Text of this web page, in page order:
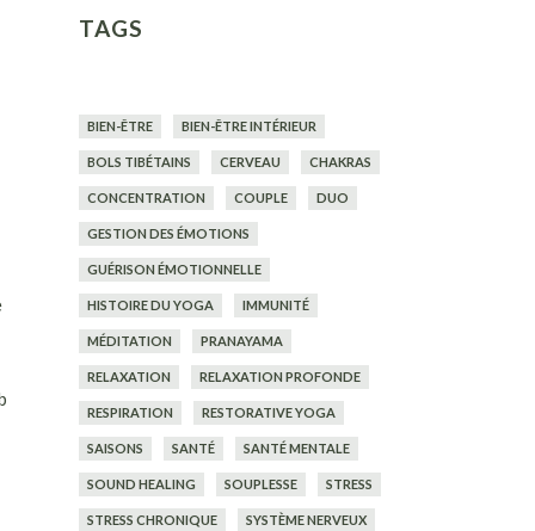
TAGS
BIEN-ÊTRE BIEN-ÊTRE INTÉRIEUR
BOLS TIBÉTAINS CERVEAU CHAKRAS
CONCENTRATION COUPLE DUO
GESTION DES ÉMOTIONS
GUÉRISON ÉMOTIONNELLE
HISTOIRE DU YOGA IMMUNITÉ
MÉDITATION PRANAYAMA
RELAXATION RELAXATION PROFONDE
RESPIRATION RESTORATIVE YOGA
SAISONS SANTÉ SANTÉ MENTALE
SOUND HEALING SOUPLESSE STRESS
STRESS CHRONIQUE SYSTÈME NERVEUX